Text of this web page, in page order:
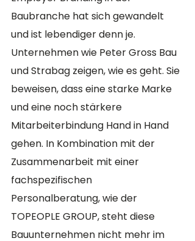
Baubranche hat sich gewandelt
und ist lebendiger denn je.
Unternehmen wie Peter Gross Bau
und Strabag zeigen, wie es geht. Sie
beweisen, dass eine starke Marke
und eine noch stärkere
Mitarbeiterbindung Hand in Hand
gehen. In Kombination mit der
Zusammenarbeit mit einer
fachspezifischen
Personalberatung, wie der
TOPEOPLE GROUP, steht diese
Bauunternehmen nicht mehr im